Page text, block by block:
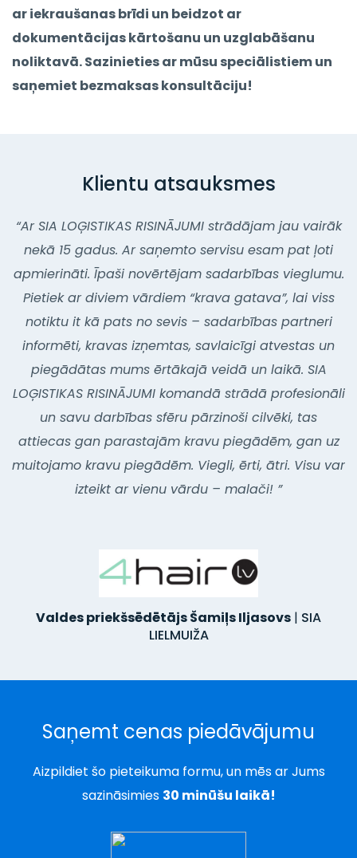
ar iekraušanas brīdi un beidzot ar
dokumentācijas kārtošanu un uzglabāšanu
noliktavā. Sazinieties ar mūsu speciālistiem un
saņemiet bezmaksas konsultāciju!
Klientu atsauksmes
“Ar SIA LOĢISTIKAS RISINĀJUMI strādājam jau vairāk
nekā 15 gadus. Ar saņemto servisu esam pat ļoti
apmierināti. Īpaši novērtējam sadarbības vieglumu.
Pietiek ar diviem vārdiem “krava gatava”, lai viss
notiktu it kā pats no sevis – sadarbības partneri
informēti, kravas izņemtas, savlaicīgi atvestas un
piegādātas mums ērtākajā veidā un laikā. SIA
LOĢISTIKAS RISINĀJUMI komandā strādā profesionāli
un savu darbības sfēru pārzinoši cilvēki, tas
attiecas gan parastajām kravu piegādēm, gan uz
muitojamo kravu piegādēm. Viegli, ērti, ātri. Visu var
izteikt ar vienu vārdu – malači! ”
Valdes priekšsēdētājs Šamiļs Iljasovs | SIA
LIELMUIŽA
Saņemt cenas piedāvājumu
Aizpildiet šo pieteikuma formu, un mēs ar Jums
sazināsimies 30 minūšu laikā!